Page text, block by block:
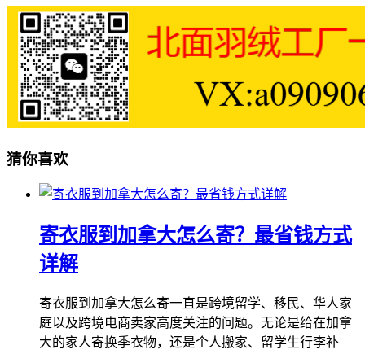
猜你喜欢
寄衣服到加拿大怎么寄？最省钱方式
详解
寄衣服到加拿大怎么寄一直是跨境留学、移民、华人家
庭以及跨境电商卖家高度关注的问题。无论是给在加拿
大的家人寄换季衣物，还是个人搬家、留学生行李补